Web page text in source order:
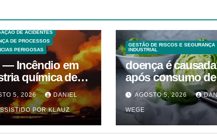
DE ACIDENTES
DE PROCESSOS
PERIGOSAS
— Incêndio em
química de
em
SP
Quema)
5, 2026 DANIEL
POR KLAUZ
GESTÃO DE RISCOS E SEGURANÇA
INDUSTRIAL
doença é causada
após consumo de
alface
AGOSTO 5, 2026
WEGE